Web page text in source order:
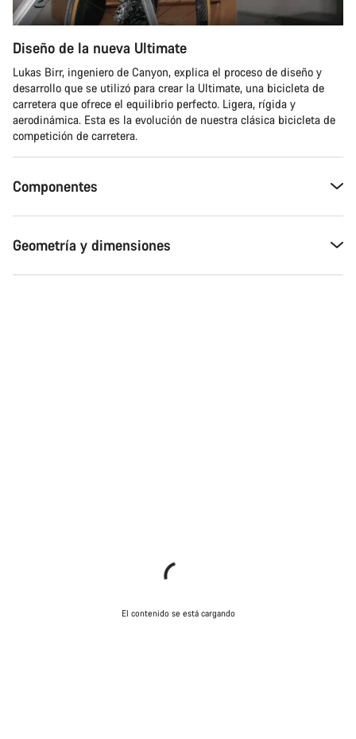
Diseño de la nueva Ultimate
Lukas Birr, ingeniero de Canyon, explica el proceso de diseño y
desarrollo que se utilizó para crear la Ultimate, una bicicleta de
carretera que ofrece el equilibrio perfecto. Ligera, rígida y
aerodinámica. Esta es la evolución de nuestra clásica bicicleta de
competición de carretera.
Componentes
Geometría y dimensiones
El contenido se está cargando